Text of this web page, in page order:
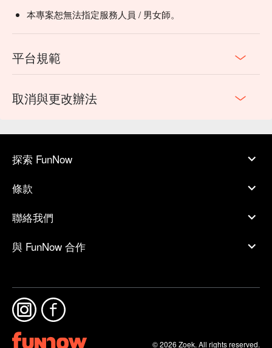
本專案恕無法指定服務人員 / 男女師。
平台規範
取消與更改辦法
探索 FunNow
條款
聯絡我們
與 FunNow 合作
© 2026 Zoek. All rights reserved.